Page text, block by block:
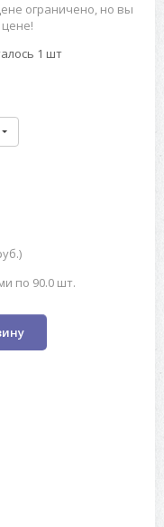
ограничено, но вы
1 шт
по 90.0 шт.